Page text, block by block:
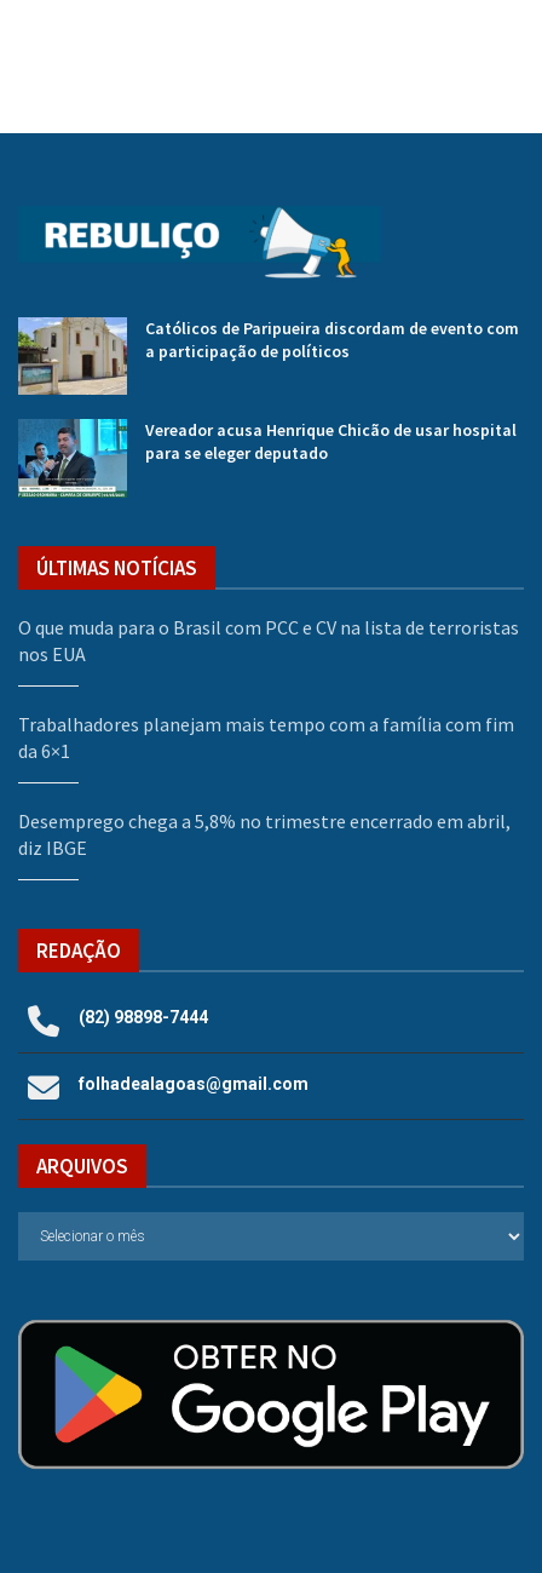
Católicos de Paripueira discordam de evento com
a participação de políticos
Vereador acusa Henrique Chicão de usar hospital
para se eleger deputado
ÚLTIMAS NOTÍCIAS
O que muda para o Brasil com PCC e CV na lista de terroristas
nos EUA
Trabalhadores planejam mais tempo com a família com fim
da 6×1
Desemprego chega a 5,8% no trimestre encerrado em abril,
diz IBGE
REDAÇÃO
(82) 98898-7444
folhadealagoas@gmail.com
ARQUIVOS